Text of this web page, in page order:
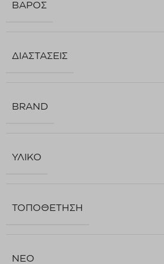
ΒΆΡΟΣ
ΔΙΑΣΤΆΣΕΙΣ
BRAND
ΥΛΙΚΌ
ΤΟΠΟΘΈΤΗΣΗ
ΝΈΟ